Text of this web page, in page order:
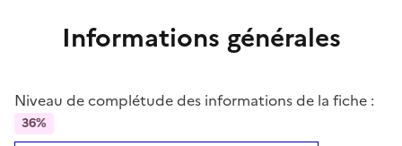
Informations générales
Niveau de complétude des informations de la fiche :
36%